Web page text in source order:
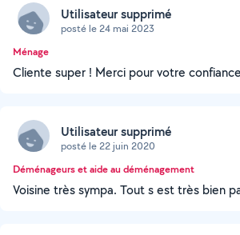
Utilisateur supprimé
posté le 24 mai 2023
Ménage
Cliente super ! Merci pour votre confiance
Utilisateur supprimé
posté le 22 juin 2020
Déménageurs et aide au déménagement
Voisine très sympa. Tout s est très bien